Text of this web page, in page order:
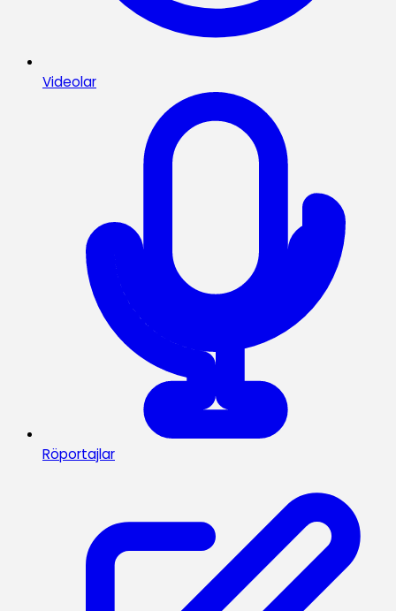
Videolar
Röportajlar